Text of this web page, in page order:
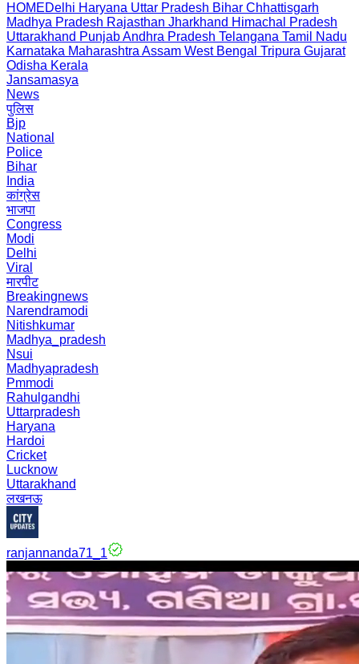
HOMEDelhi Haryana Uttar Pradesh Bihar Chhattisgarh
Madhya Pradesh Rajasthan Jharkhand Himachal Pradesh
Uttarakhand PunjabAndhra Pradesh Telangana Tamil Nadu
Karnataka Maharashtra Assam West Bengal Tripura Gujarat
Odisha Kerala
Jansamasya
News
पुलिस
Bjp
National
Police
Bihar
India
कांग्रेस
भाजपा
Congress
Modi
Delhi
Viral
मारपीट
Breakingnews
Narendramodi
Nitishkumar
Madhya_pradesh
Nsui
Madhyapradesh
Pmmodi
Rahulgandhi
Uttarpradesh
Haryana
Hardoi
Cricket
Lucknow
Uttarakhand
लखनऊ
ranjannanda71_1